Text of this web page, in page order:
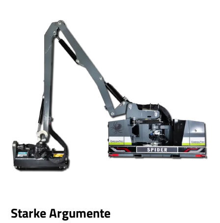
Starke Argumente